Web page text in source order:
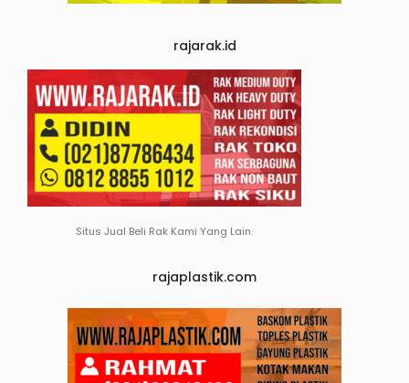
rajarak.id
Situs Jual Beli Rak Kami Yang Lain.
rajaplastik.com